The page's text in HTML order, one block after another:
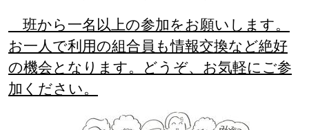
班から一名以上の参加をお願いします。
お一人で利用の組合員も情報交換など絶好
の機会となります。どうぞ、お気軽にご参
加ください。